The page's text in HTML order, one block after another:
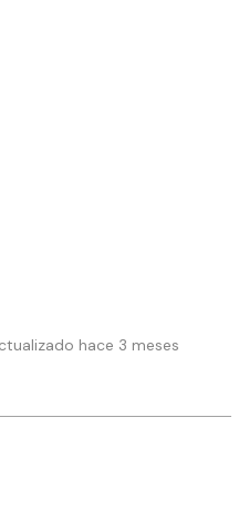
hace 3 meses